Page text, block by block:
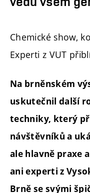
Chemické show,
Experti z VUT
Na brněnském
uskutečnil další
techniky, který
návštěvníků a
ale hlavně praxe
ani experti z
Brně se svými